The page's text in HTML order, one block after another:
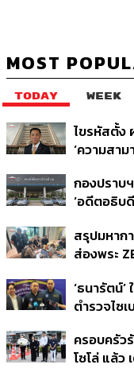
MOST
TODAY WEEK
ไขรหัสตั้ง
‘ความสา
ปฏิรูปสีกา
พล.ต.อ. เ
กองปราบ
‘อดีตอธิบ
6 ข้อหาห
ป.ป.ช. 12
สรุปมหาก
ส่องพระ
ผลิต 8.3
พิพาท ‘มา
หนี้-แอบร
‘ธนารัตน์’
ตำรวจไซ
ยันไร้นัยท
ครอบครัว
โซโล่ แล้ว